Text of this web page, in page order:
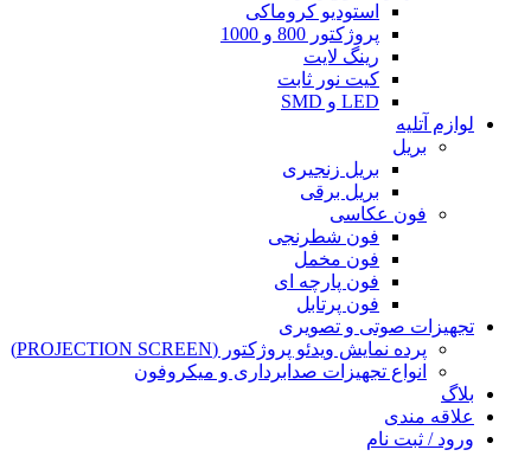
استودیو کروماکی
پروژکتور 800 و 1000
رینگ لایت
کیت نور ثابت
LED و SMD
لوازم آتلیه
بریل
بریل زنجیری
بریل برقی
فون عکاسی
فون شطرنجی
فون مخمل
فون پارچه ای
فون پرتابل
تجهیزات صوتی و تصویری
پرده نمایش ویدئو پروژکتور (PROJECTION SCREEN)
انواع تجهیزات صدابرداری و میکروفون
بلاگ
علاقه مندی
ورود / ثبت نام